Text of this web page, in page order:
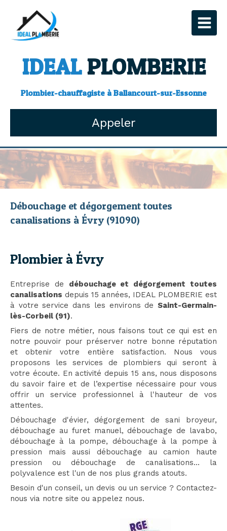
IDEALPLOMBERIE
Plombier-chauffagiste à Ballancourt-sur-Essonne
Appeler
Débouchage et dégorgement toutes
canalisations à Évry (91090)
Plombier à Évry
Entreprise de débouchage et dégorgement toutes
canalisations depuis 15 années, IDEAL PLOMBERIE est
à votre service dans les environs de Saint-Germain-
lès-Corbeil (91).
Fiers de notre métier, nous faisons tout ce qui est en
notre pouvoir pour préserver notre bonne réputation
et obtenir votre entière satisfaction. Nous vous
proposons les services de plombiers qui seront à
votre écoute. En activité depuis 15 ans, nous disposons
du savoir faire et de l’expertise nécessaire pour vous
offrir un service professionnel à l'hauteur de vos
attentes.
Débouchage d'évier, dégorgement de sani broyeur,
débouchage au furet manuel, débouchage de lavabo,
débouchage à la pompe, débouchage à la pompe à
pression mais aussi débouchage au camion haute
pression ou débouchage de canalisations... la
polyvalence est l'un de nos plus grands atouts.
Besoin d'un conseil, un devis ou un service ? Contactez-
nous via notre site ou appelez nous.